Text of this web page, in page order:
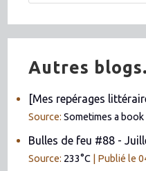
Autres
[Mes repérages
Source:Sometimes a book
Bulles de feu #88 -
Source: 233°C Publié le